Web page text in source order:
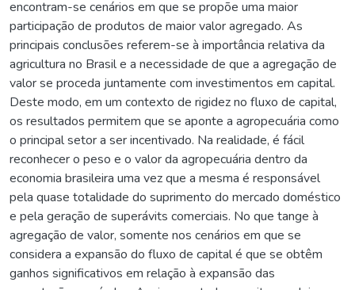
encontram-se cenários em que se propõe uma maior
participação de produtos de maior valor agregado. As
principais conclusões referem-se à importância relativa da
agricultura no Brasil e a necessidade de que a agregação de
valor se proceda juntamente com investimentos em capital.
Deste modo, em um contexto de rigidez no fluxo de capital,
os resultados permitem que se aponte a agropecuária como
o principal setor a ser incentivado. Na realidade, é fácil
reconhecer o peso e o valor da agropecuária dentro da
economia brasileira uma vez que a mesma é responsável
pela quase totalidade do suprimento do mercado doméstico
e pela geração de superávits comerciais. No que tange à
agregação de valor, somente nos cenários em que se
considera a expansão do fluxo de capital é que se obtêm
ganhos significativos em relação à expansão das